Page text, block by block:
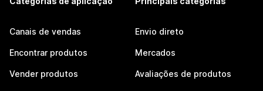
Canais de vendas
Encontrar produtos
Vender produtos
Envio direto
Mercados
Avaliações de produtos